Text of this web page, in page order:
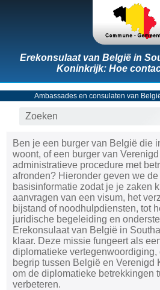
Erekonsulaat van België in
Koninkrijk: Hoe
Ambassades en consulaten van
Ben je een burger van België die
woont, of een burger van
administratieve procedure met
afronden? Hieronder geven we
basisinformatie zodat je je zaken
aanvragen van een visum, het
bijstand of noodhulpdiensten, tot
juridische begeleiding en
Erekonsulaat van België in
klaar. Deze missie fungeert als
diplomatieke
begrip tussen België en Verenigd
om de diplomatieke betrekkingen
verbeteren.